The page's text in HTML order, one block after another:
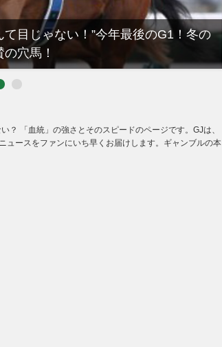
目じゃない！”今年最後のG1！冬の
穴馬！
？ 「血統」の強さとそのスピードのページです。GJは、
ュースをファンにいち早くお届けします。ギャンブルの本